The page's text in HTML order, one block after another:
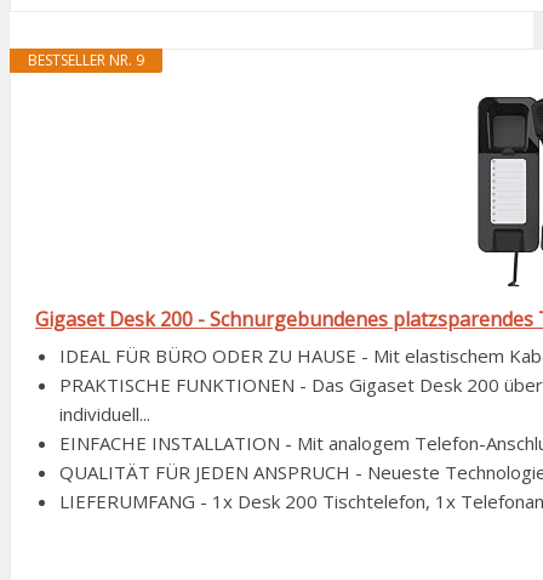
BESTSELLER NR. 9
Gigaset Desk 200 - Schnurgebundenes platzsparendes
IDEAL FÜR BÜRO ODER ZU HAUSE - Mit elastischem
PRAKTISCHE FUNKTIONEN - Das Gigaset Desk 200
individuell...
EINFACHE INSTALLATION - Mit analogem Telefon-
QUALITÄT FÜR JEDEN ANSPRUCH - Neueste
LIEFERUMFANG - 1x Desk 200 Tischtelefon, 1x